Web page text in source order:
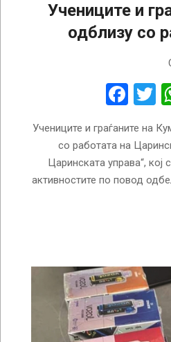
Учениците и
одблизу со
Учениците и граѓаните на
со работата на
Царинската управа“,
активностите по повод